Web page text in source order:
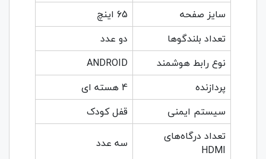
سایز صفحه
65 اینچ
تعداد بلندگوها
دو عدد
نوع رابط هوشمند
ANDROID
پردازنده
4 هسته ای
سیستم ایمنی
قفل کودک
تعداد درگاه‌های
HDMI
سه عدد